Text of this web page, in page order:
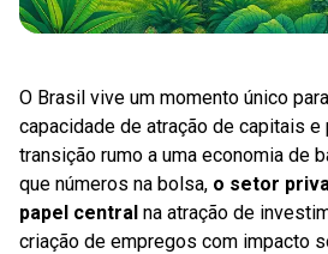
O Brasil vive um momento único
capacidade de atração de capitais e
transição rumo a uma economia de
que números na bolsa, o setor
papel central na atração de
criação de empregos com impacto